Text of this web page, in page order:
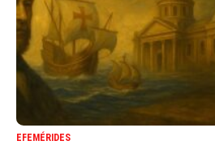
EFEMÉRIDES